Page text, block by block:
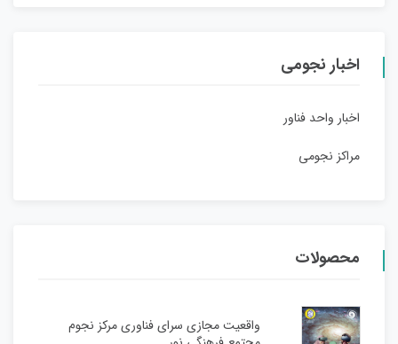
اخبار نجومی
اخبار واحد فناور
مراکز نجومی
محصولات
واقعیت مجازی سرای فناوری مرکز نجوم